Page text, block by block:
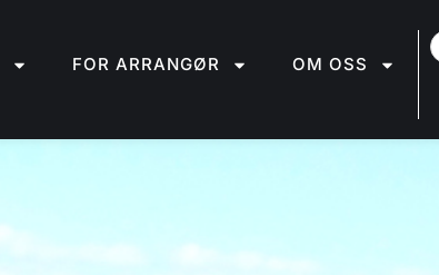
FOR ARRANGØR OM OSS